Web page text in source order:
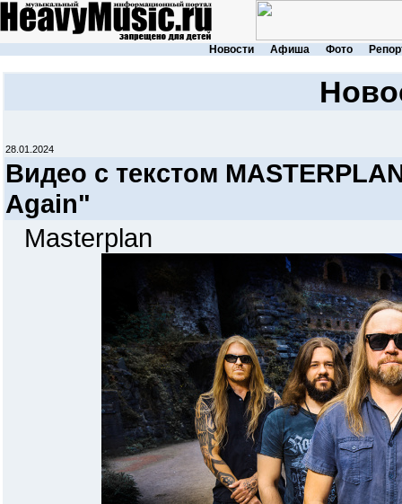
Новости Афиша Фото
28.01.2024
Видео с текстом
Again"
Masterplan